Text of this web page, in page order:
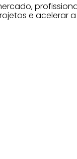
e acelerar